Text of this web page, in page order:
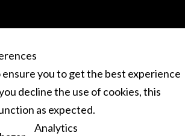
you to get the best experience
decline the use of cookies, this
as expected.
Analytics